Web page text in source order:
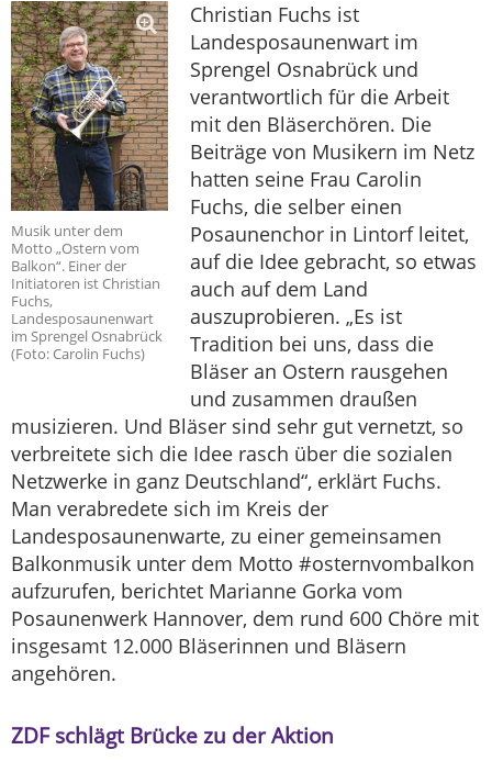
Musik unter dem
Motto „Ostern vom
Balkon“. Einer der
Initiatoren ist Christian
Fuchs,
Landesposaunenwart
im Sprengel Osnabrück
(Foto: Carolin Fuchs)
Christian Fuchs ist
Landesposaunenwart im
Sprengel Osnabrück und
verantwortlich für die Arbeit
mit den Bläserchören. Die
Beiträge von Musikern im Netz
hatten seine Frau Carolin
Fuchs, die selber einen
Posaunenchor in Lintorf leitet,
auf die Idee gebracht, so etwas
auch auf dem Land
auszuprobieren. „Es ist
Tradition bei uns, dass die
Bläser an Ostern rausgehen
und zusammen draußen
musizieren. Und Bläser sind sehr gut vernetzt, so
verbreitete sich die Idee rasch über die sozialen
Netzwerke in ganz Deutschland“, erklärt Fuchs.
Man verabredete sich im Kreis der
Landesposaunenwarte, zu einer gemeinsamen
Balkonmusik unter dem Motto #osternvombalkon
aufzurufen, berichtet Marianne Gorka vom
Posaunenwerk Hannover, dem rund 600 Chöre mit
insgesamt 12.000 Bläserinnen und Bläsern
angehören.
ZDF schlägt Brücke zu der Aktion